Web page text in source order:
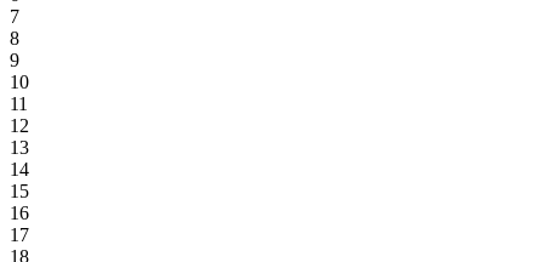
7
8
9
10
11
12
13
14
15
16
17
18